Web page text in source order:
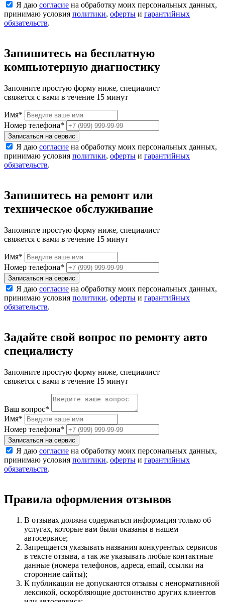
Я даю согласие на обработку моих персональных данных,
принимаю условия политики, оферты и гарантийных
обязательств.
Запишитесь на бесплатную
компьютерную диагностику
Заполните простую форму ниже, специалист
свяжется с вами в течение 15 минут
Имя*
Номер телефона*
Записаться на сервис
Я даю согласие на обработку моих персональных данных,
принимаю условия политики, оферты и гарантийных
обязательств.
Запишитесь на ремонт или
техническое обслуживание
Заполните простую форму ниже, специалист
свяжется с вами в течение 15 минут
Имя*
Номер телефона*
Записаться на сервис
Я даю согласие на обработку моих персональных данных,
принимаю условия политики, оферты и гарантийных
обязательств.
Задайте свой вопрос по ремонту авто
специалисту
Заполните простую форму ниже, специалист
свяжется с вами в течение 15 минут
Ваш вопрос*
Имя*
Номер телефона*
Записаться на сервис
Я даю согласие на обработку моих персональных данных,
принимаю условия политики, оферты и гарантийных
обязательств.
Правила оформления отзывов
В отзывах должна содержаться информация только об
услугах, которые вам были оказаны в нашем
автосервисе;
Запрещается указывать названия конкурентых сервисов
в тексте отзыва, а так же указывать любые контактные
данные (номера телефонов, адреса, email, ссылки на
сторонние сайты);
К публикации не допускаются отзывы с ненормативной
лексикой, оскорбляющие достоинство других клиентов